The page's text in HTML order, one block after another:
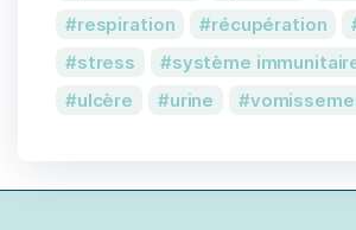
respiration
récupération
stress
système
ulcère
urine